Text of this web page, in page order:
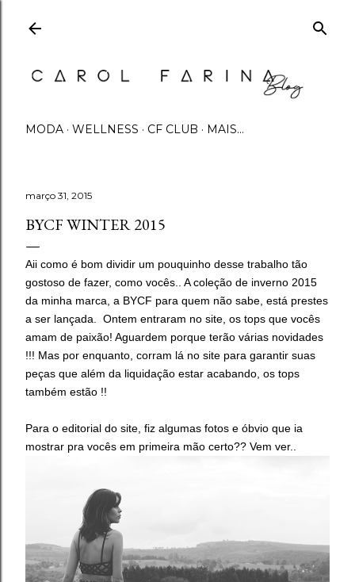
MODA WELLNESS CF CLUB MAIS…
março 31, 2015
BYCF WINTER 2015
Aii como é bom dividir um pouquinho desse trabalho tão
gostoso de fazer, como vocês.. A coleção de inverno 2015
da minha marca, a BYCF para quem não sabe, está prestes
a ser lançada. Ontem entraram no site, os tops que vocês
amam de paixão! Aguardem porque terão várias novidades
!!! Mas por enquanto, corram lá no site para garantir suas
peças que além da liquidação estar acabando, os tops
também estão !!
Para o editorial do site, fiz algumas fotos e óbvio que ia
mostrar pra vocês em primeira mão certo?? Vem ver..